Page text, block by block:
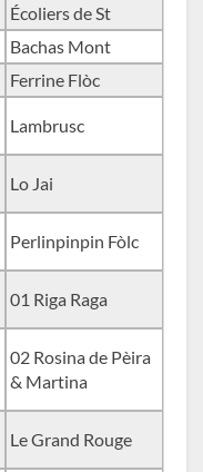
Écoliers de St
Bachas Mont
Ferrine Flòc
Lambrusc
Lo Jai
Perlinpinpin Fòlc
01 Riga Raga
02 Rosina de Pèira
& Martina
Le Grand Rouge